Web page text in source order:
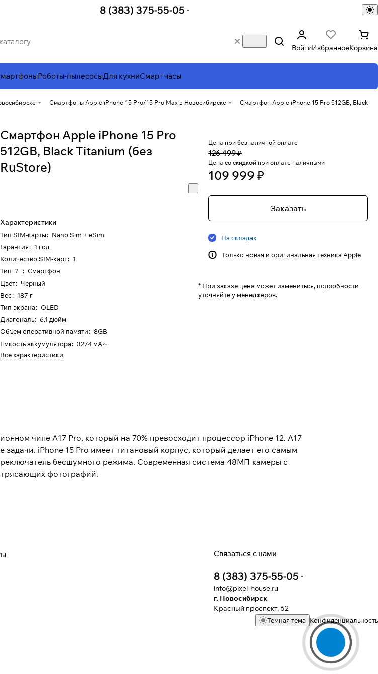
8 (383) 375-55-05
ВойтиИзбранноеКорзина
Роботы-пылесосыДля кухниСмарт часы
Смартфоны Apple iPhone 15 Pro/15 Pro Max в Новосибирске
Смартфон Apple iPhone 15 Pro 512GB, Black
Смартфон Apple iPhone 15 Pro
512GB, Black Titanium (без
RuStore)
Характеристики
Тип SIM-карты: Nano Sim + eSim
Гарантия: 1 год
Количество SIM-карт: 1
Тип ? : Смартфон
Цвет: Черный
Вес: 187 г
Тип экрана: OLED
Диагональ: 6.1 дюйм
Объем оперативной памяти: 8GB
Емкость аккумулятора: 3274 мА⋅ч
Все характеристики
Цена при безналичной оплате
126 499 ₽
Цена со скидкой при оплате наличными
109 999 ₽
Заказать
На складах
Только новая и оригинальная техника Apple
* При заказе цена может измениться, подробности
уточняйте у менеджеров.
чипе A17 Pro, который на 70% превосходит процессор iPhone 12. A17
iPhone 15 Pro имеет титановый корпус, который делает его самым
бесшумного режима. Современная система 48МП камеры с
фотографий.
Связаться с нами
8 (383) 375-55-05
info@pixel-house.ru
г. Новосибирск
Красный проспект, 62
Темная тема Конфиденциальность